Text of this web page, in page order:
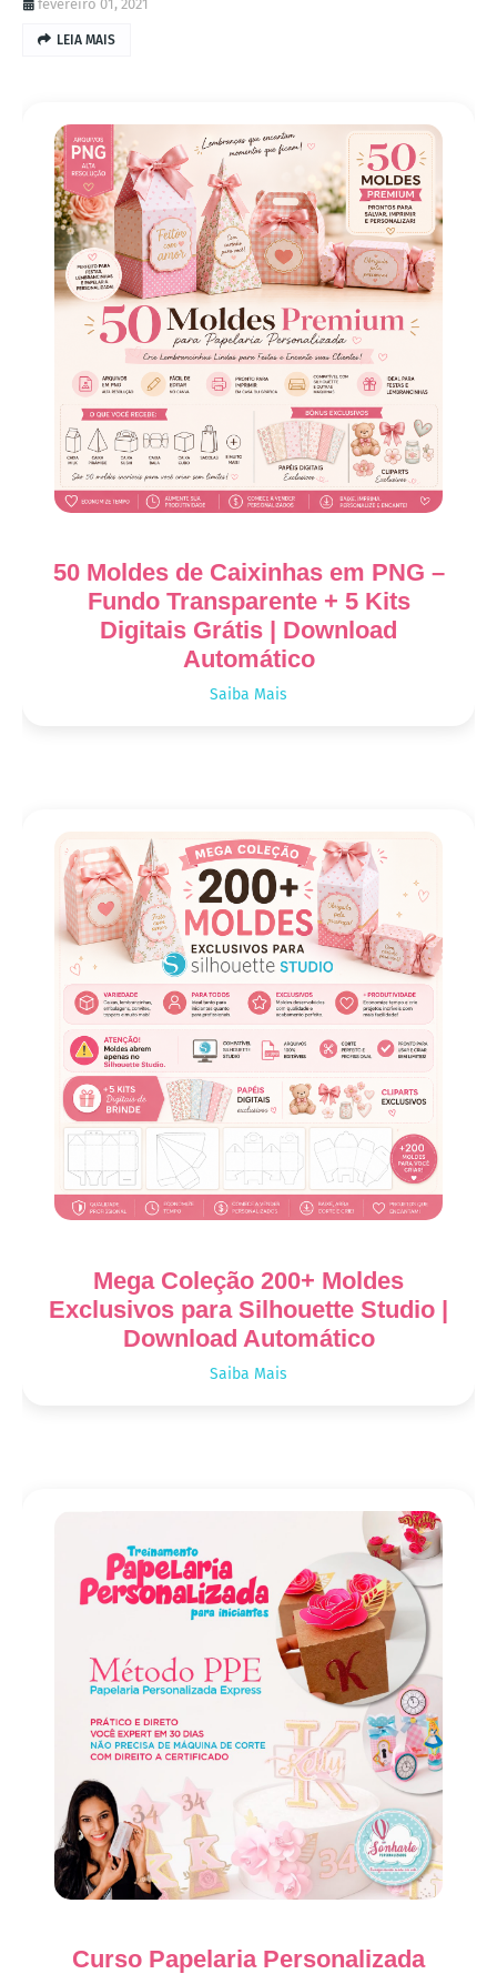
fevereiro 01, 2021
LEIA MAIS
50 Moldes de Caixinhas em PNG –
Fundo Transparente + 5 Kits
Digitais Grátis | Download
Automático
Saiba Mais
Mega Coleção 200+ Moldes
Exclusivos para Silhouette Studio |
Download Automático
Saiba Mais
Curso Papelaria Personalizada